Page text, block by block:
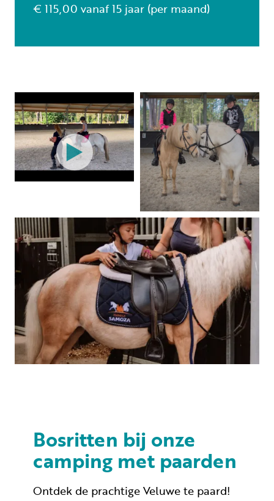
€ 115,00 vanaf 15 jaar (per maand)
Bosritten bij onze
camping met paarden
Ontdek de prachtige Veluwe te paard!